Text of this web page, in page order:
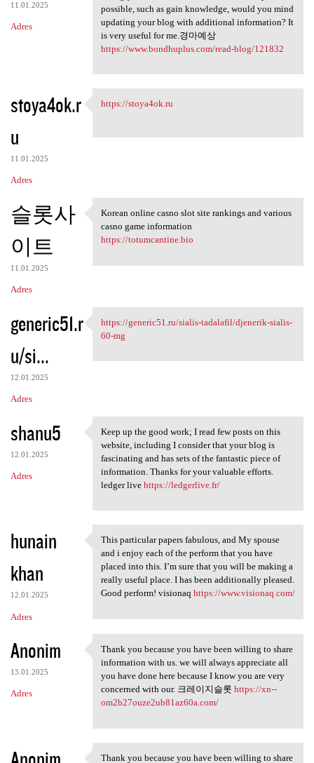
11.01.2025
Adres
possible, such as gain knowledge, would you mind
updating your blog with additional information? It
is very useful for me.경마예상
https://www.bondhuplus.com/read-blog/121832
stoya4ok.r
u
11.01.2025
Adres
https://stoya4ok.ru
https://stoya4ok.ru
슬롯사
이트
11.01.2025
Adres
Korean online casno slot site
Korean online casno slot site rankings and various
casno game information
https://totumcantine.bio
generic51.r
u/si...
12.01.2025
Adres
https://generic51.ru/sialis
https://generic51.ru/sialis-tadalafil/djenerik-sialis-
60-mg
shanu5
12.01.2025
Adres
Keep up the good work; I read
Keep up the good work; I read few posts on this
website, including I consider that your blog is
fascinating and has sets of the fantastic piece of
information. Thanks for your valuable efforts.
ledger live https://ledgerlive.fr/
hunain
khan
12.01.2025
Adres
This particular papers
This particular papers fabulous, and My spouse
and i enjoy each of the perform that you have
placed into this. I’m sure that you will be making a
really useful place. I has been additionally pleased.
Good perform! visionaq https://www.visionaq.com/
Anonim
13.01.2025
Adres
Thank you because you have
Thank you because you have been willing to share
information with us. we will always appreciate all
you have done here because I know you are very
concerned with our. 크레이지슬롯 https://xn--
om2b27ouze2ub81az60a.com/
Thank you because you have been willing to share